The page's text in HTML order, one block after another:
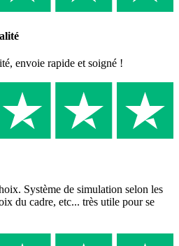
envoie rapide et soigné !
Système de simulation selon les
du cadre, etc... très utile pour se